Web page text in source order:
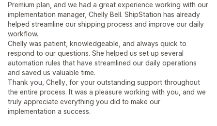
Premium plan, and we had a great experience working with our
implementation manager, Chelly Bell. ShipStation has already
helped streamline our shipping process and improve our daily
workflow.
Chelly was patient, knowledgeable, and always quick to
respond to our questions. She helped us set up several
automation rules that have streamlined our daily operations
and saved us valuable time.
Thank you, Chelly, for your outstanding support throughout
the entire process. It was a pleasure working with you, and we
truly appreciate everything you did to make our
implementation a success.